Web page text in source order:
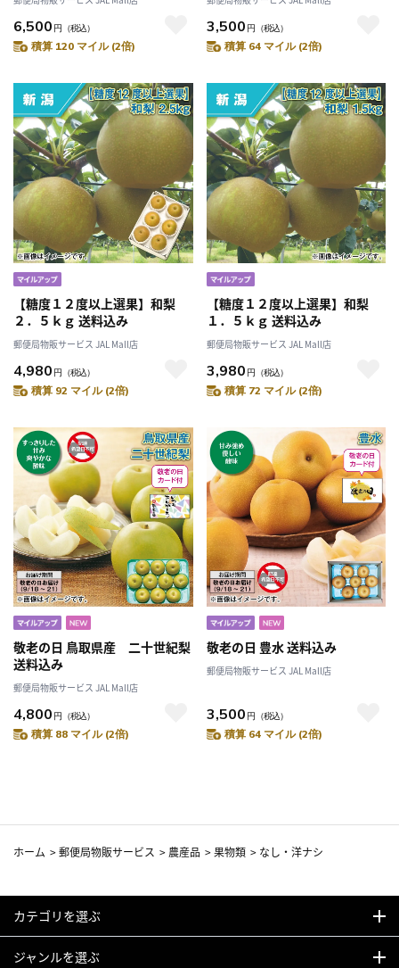
6,500 円 （税込）
積算 120 マイル (2倍)
3,500 円 （税込）
積算 64 マイル (2倍)
【糖度１２度以上選果】和梨
２．５ｋｇ 送料込み
郵便局物販サービス JAL Mall店
4,980 円 （税込）
積算 92 マイル (2倍)
【糖度１２度以上選果】和梨
１．５ｋｇ 送料込み
郵便局物販サービス JAL Mall店
3,980 円 （税込）
積算 72 マイル (2倍)
敬老の日 鳥取県産 二十世紀梨
送料込み
郵便局物販サービス JAL Mall店
4,800 円 （税込）
積算 88 マイル (2倍)
敬老の日 豊水 送料込み
郵便局物販サービス JAL Mall店
3,500 円 （税込）
積算 64 マイル (2倍)
ホーム >郵便局物販サービス > 農産品 >果物類 > なし・洋ナシ
カテゴリを選ぶ
ジャンルを選ぶ